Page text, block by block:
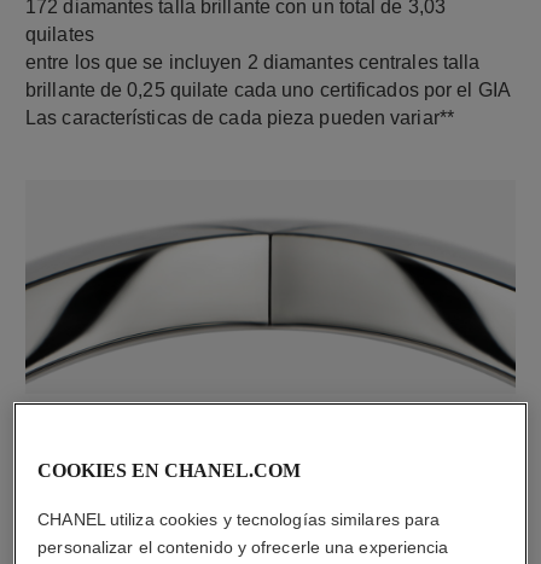
172 diamantes talla brillante con un total de 3,03
quilates
entre los que se incluyen 2 diamantes centrales talla
brillante de 0,25 quilate cada uno certificados por el GIA
Las características de cada pieza pueden variar**
DESCUBRA TAMBIÉN
COOKIES EN CHANEL.COM
CHANEL utiliza cookies y tecnologías similares para
personalizar el contenido y ofrecerle una experiencia